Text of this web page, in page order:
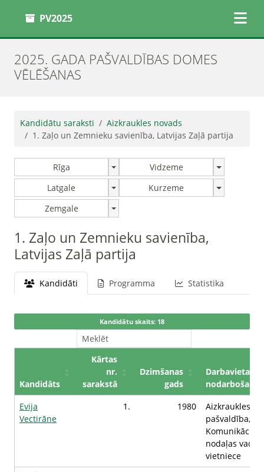
PV2025
2025. GADA PAŠVALDĪBAS DOMES
VĒLĒŠANAS
Kandidātu saraksti
Aizkraukles novads
1. Zaļo un Zemnieku savienība, Latvijas Zaļā partija
Rīga
Vidzeme
Latgale
Kurzeme
Zemgale
1. Zaļo un Zemnieku savienība,
Latvijas Zaļā partija
Kandidāti Programma Statistika
Kandidātu skaits: 18
Kandidāts
Kārtas
nr.
sarakstā
Dzimšanas
gads
Darbavieta /
nodarbošanās
Evija
Vectirāne
1. 1980
Aizkraukles
pašvaldība,
Komunikācijas
nodaļas
vietniece